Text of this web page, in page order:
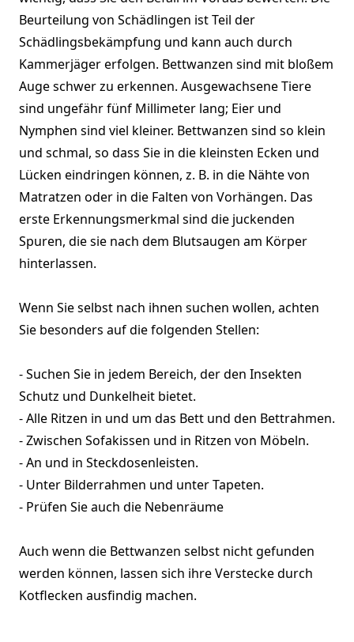
Beurteilung von Schädlingen ist Teil der
Schädlingsbekämpfung und kann auch durch
Kammerjäger erfolgen. Bettwanzen sind mit bloßem
Auge schwer zu erkennen. Ausgewachsene Tiere
sind ungefähr fünf Millimeter lang; Eier und
Nymphen sind viel kleiner. Bettwanzen sind so klein
und schmal, so dass Sie in die kleinsten Ecken und
Lücken eindringen können, z. B. in die Nähte von
Matratzen oder in die Falten von Vorhängen. Das
erste Erkennungsmerkmal sind die juckenden
Spuren, die sie nach dem Blutsaugen am Körper
hinterlassen.
Wenn Sie selbst nach ihnen suchen wollen, achten
Sie besonders auf die folgenden Stellen:
- Suchen Sie in jedem Bereich, der den Insekten
Schutz und Dunkelheit bietet.
- Alle Ritzen in und um das Bett und den Bettrahmen.
- Zwischen Sofakissen und in Ritzen von Möbeln.
- An und in Steckdosenleisten.
- Unter Bilderrahmen und unter Tapeten.
- Prüfen Sie auch die Nebenräume
Auch wenn die Bettwanzen selbst nicht gefunden
werden können, lassen sich ihre Verstecke durch
Kotflecken ausfindig machen.